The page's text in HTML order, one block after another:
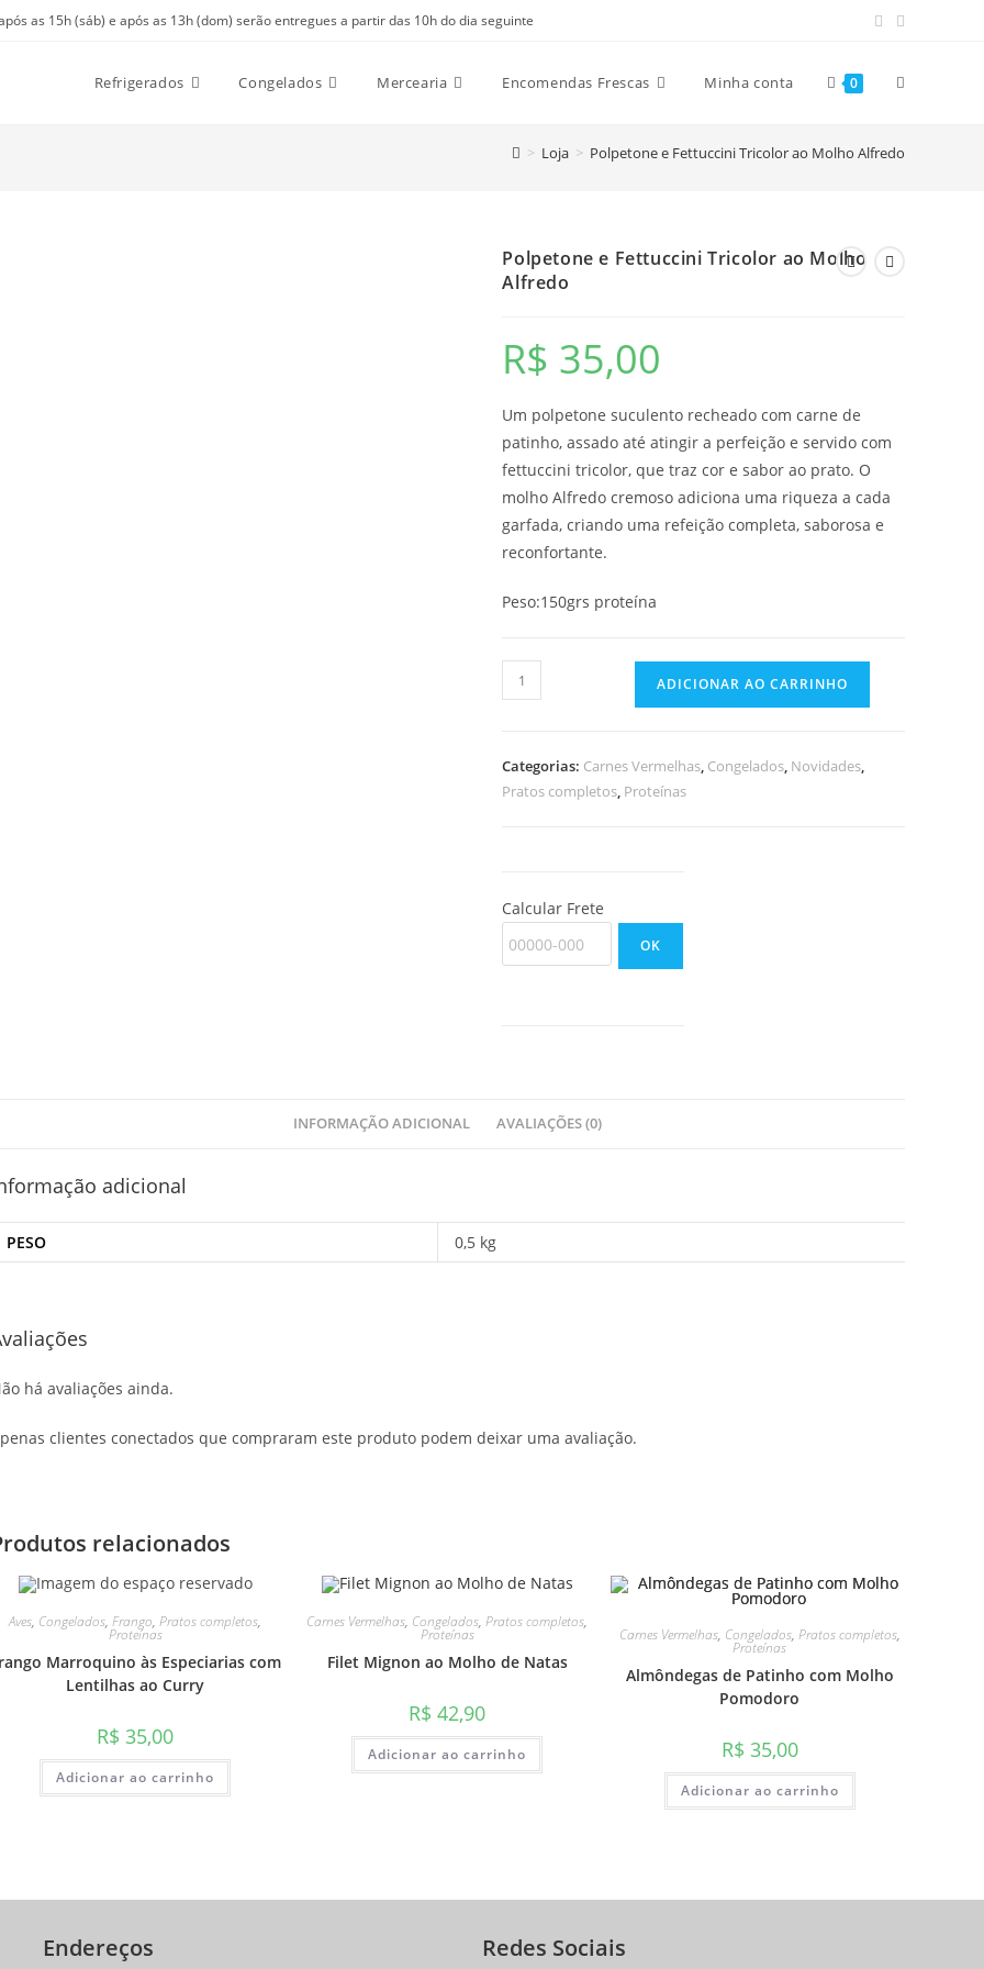
as 15h (sáb) e após as 13h (dom) serão entregues a partir das 10h do dia seguinte
Refrigerados Congelados Mercearia Encomendas Frescas Minha conta 0 Alternar
pesquisa
> Loja > Polpetone e Fettuccini Tricolor ao Molho Alfredo
Polpetone e Fettuccini Tricolor ao Molho
Alfredo
R$ 35,00
Um polpetone suculento recheado com carne de
patinho, assado até atingir a perfeição e servido com
fettuccini tricolor, que traz cor e sabor ao prato. O
molho Alfredo cremoso adiciona uma riqueza a cada
garfada, criando uma refeição completa, saborosa e
reconfortante.
Peso:150grs proteína
Polpetone
e
Tricolor
ao
ADICIONAR AO CARRINHO
Categorias: Carnes Vermelhas, Congelados, Novidades,
Pratos completos, Proteínas
Calcular Frete
OK
INFORMAÇÃO ADICIONAL AVALIAÇÕES (0)
adicional
PESO 0,5 kg
há avaliações ainda.
clientes conectados que compraram este produto podem deixar uma avaliação.
relacionados
Aves, Congelados,Frango,Pratos completos,
Proteínas
Marroquino às Especiarias com
Lentilhas ao Curry
R$ 35,00
Adicionar ao carrinho
Carnes Vermelhas, Congelados,Pratos completos,
Proteínas
Filet Mignon ao Molho de Natas
R$ 42,90
Adicionar ao carrinho
Carnes Vermelhas, Congelados, Pratos completos,
Proteínas
Almôndegas de Patinho com Molho
Pomodoro
R$ 35,00
Adicionar ao carrinho
Endereços Redes Sociais